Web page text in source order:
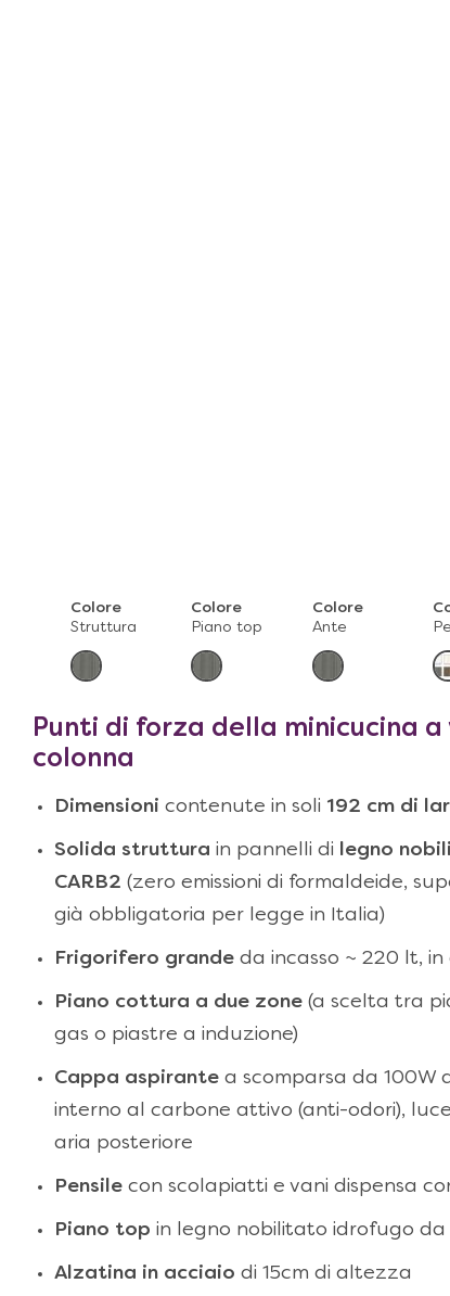
Colore
Struttura
Colore
Piano top
Colore
Ante
Punti di forza della minicucina
colonna
Dimensioni contenute in soli 192 cm di
Solida struttura in pannelli di legno
CARB2 (zero emissioni di formaldeide,
già obbligatoria per legge in Italia)
Frigorifero grande da incasso ~ 220 lt,
Piano cottura a due zone (a scelta tra
gas o piastre a induzione)
Cappa aspirante a scomparsa da 100W
interno al carbone attivo (anti-odori),
aria posteriore
Pensile con scolapiatti e vani dispensa
Piano top in legno nobilitato idrofugo da
Alzatina in acciaio di 15cm di altezza